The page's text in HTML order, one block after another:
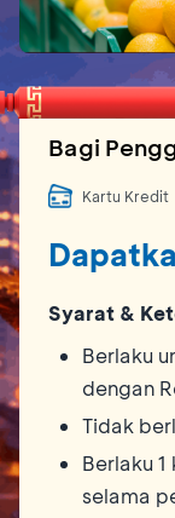
Bagi
Kartu Kredit
Syarat &
Berlaku
dengan
Tidak
Berlaku
selama